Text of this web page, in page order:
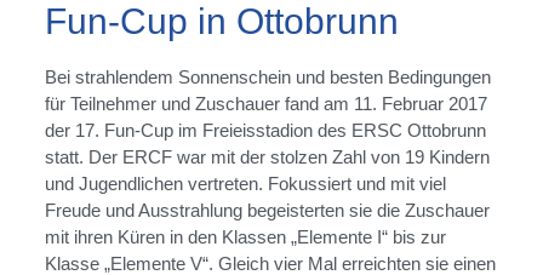
Fun-Cup in Ottobrunn
Bei strahlendem Sonnenschein und besten Bedingungen
für Teilnehmer und Zuschauer fand am 11. Februar 2017
der 17. Fun-Cup im Freieisstadion des ERSC Ottobrunn
statt. Der ERCF war mit der stolzen Zahl von 19 Kindern
und Jugendlichen vertreten. Fokussiert und mit viel
Freude und Ausstrahlung begeisterten sie die Zuschauer
mit ihren Küren in den Klassen „Elemente I“ bis zur
Klasse „Elemente V“. Gleich vier Mal erreichten sie einen